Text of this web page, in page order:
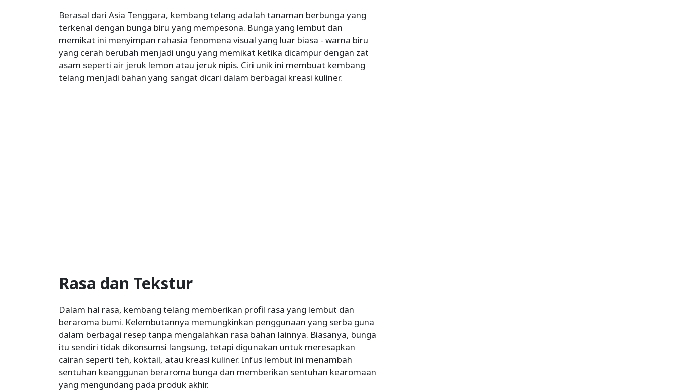
Berasal dari Asia Tenggara, kembang telang adalah tanaman berbunga yang
terkenal dengan bunga biru yang mempesona. Bunga yang lembut dan
memikat ini menyimpan rahasia fenomena visual yang luar biasa - warna biru
yang cerah berubah menjadi ungu yang memikat ketika dicampur dengan zat
asam seperti air jeruk lemon atau jeruk nipis. Ciri unik ini membuat kembang
telang menjadi bahan yang sangat dicari dalam berbagai kreasi kuliner.
Rasa dan Tekstur
Dalam hal rasa, kembang telang memberikan profil rasa yang lembut dan
beraroma bumi. Kelembutannya memungkinkan penggunaan yang serba guna
dalam berbagai resep tanpa mengalahkan rasa bahan lainnya. Biasanya, bunga
itu sendiri tidak dikonsumsi langsung, tetapi digunakan untuk meresapkan
cairan seperti teh, koktail, atau kreasi kuliner. Infus lembut ini menambah
sentuhan keanggunan beraroma bunga dan memberikan sentuhan kearomaan
yang mengundang pada produk akhir.